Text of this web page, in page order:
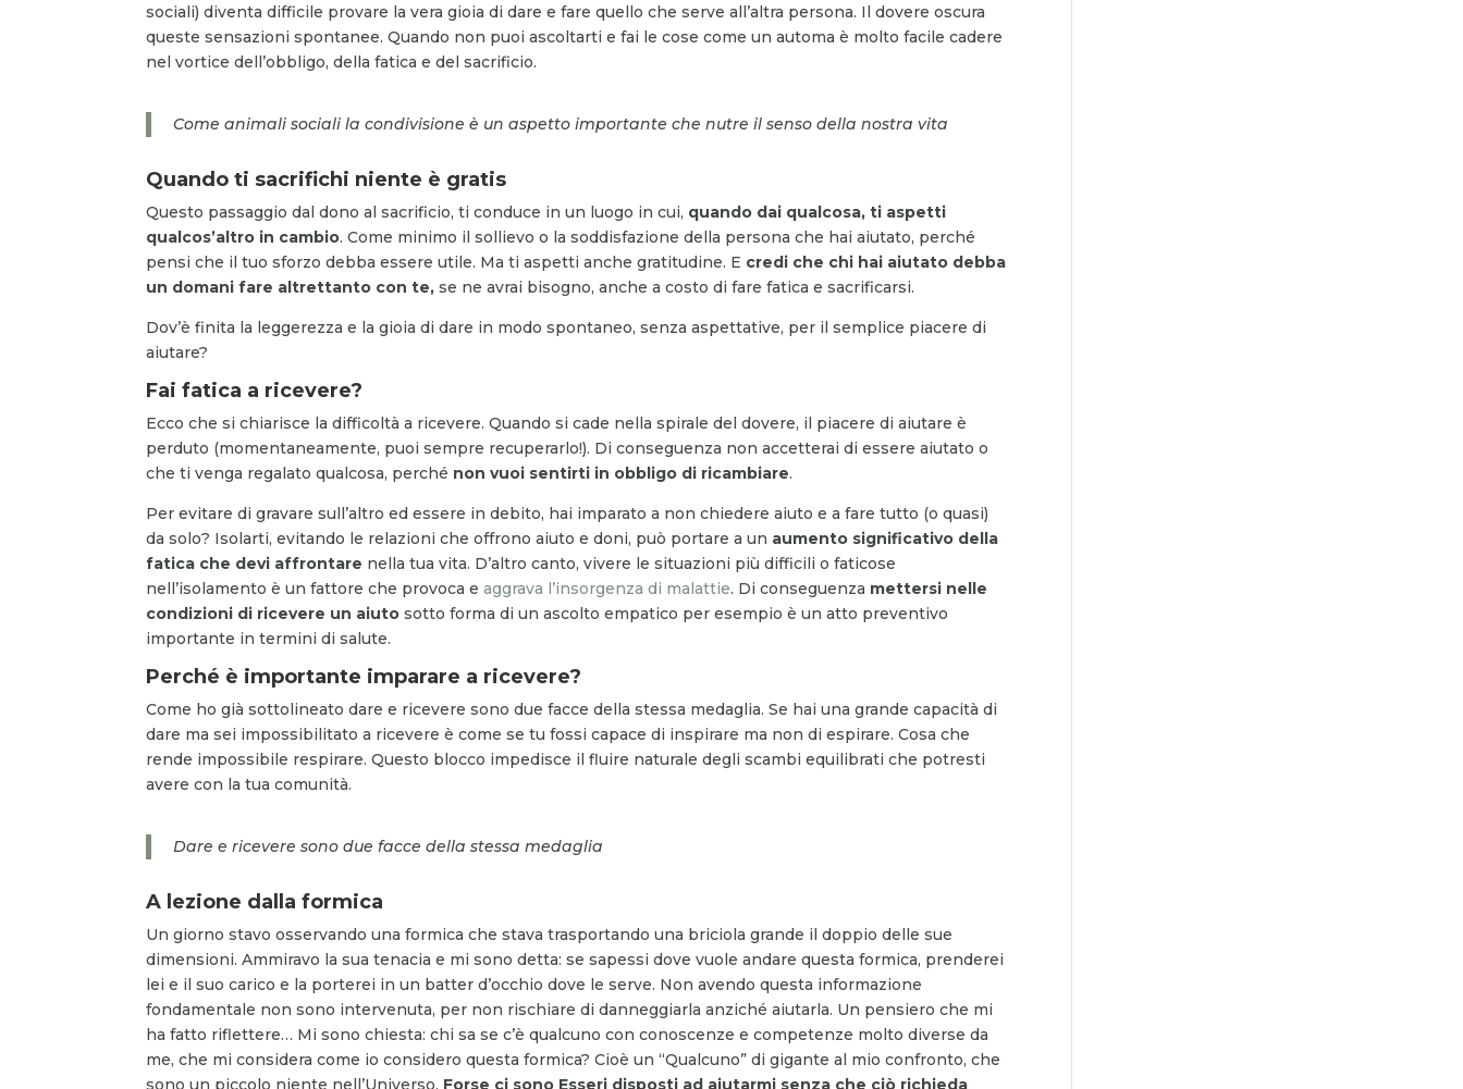
sociali) diventa difficile provare la vera gioia di dare e fare quello che serve all’altra persona. Il dovere oscura
queste sensazioni spontanee. Quando non puoi ascoltarti e fai le cose come un automa è molto facile cadere
nel vortice dell’obbligo, della fatica e del sacrificio.
Come animali sociali la condivisione è un aspetto importante che nutre il senso della nostra vita
Quando ti sacrifichi niente è gratis
Questo passaggio dal dono al sacrificio, ti conduce in un luogo in cui, quando dai qualcosa, ti aspetti
qualcos’altro in cambio. Come minimo il sollievo o la soddisfazione della persona che hai aiutato, perché
pensi che il tuo sforzo debba essere utile. Ma ti aspetti anche gratitudine. E credi che chi hai aiutato debba
un domani fare altrettanto con te, se ne avrai bisogno, anche a costo di fare fatica e sacrificarsi.
Dov’è finita la leggerezza e la gioia di dare in modo spontaneo, senza aspettative, per il semplice piacere di
aiutare?
Fai fatica a ricevere?
Ecco che si chiarisce la difficoltà a ricevere. Quando si cade nella spirale del dovere, il piacere di aiutare è
perduto (momentaneamente, puoi sempre recuperarlo!). Di conseguenza non accetterai di essere aiutato o
che ti venga regalato qualcosa, perché non vuoi sentirti in obbligo di ricambiare.
Per evitare di gravare sull’altro ed essere in debito, hai imparato a non chiedere aiuto e a fare tutto (o quasi)
da solo? Isolarti, evitando le relazioni che offrono aiuto e doni, può portare a un aumento significativo della
fatica che devi affrontare nella tua vita. D’altro canto, vivere le situazioni più difficili o faticose
nell’isolamento è un fattore che provoca eaggrava l’insorgenza di malattie. Di conseguenza mettersi nelle
condizioni di ricevere un aiuto sotto forma di un ascolto empatico per esempio è un atto preventivo
importante in termini di salute.
Perché è importante imparare a ricevere?
Come ho già sottolineato dare e ricevere sono due facce della stessa medaglia. Se hai una grande capacità di
dare ma sei impossibilitato a ricevere è come se tu fossi capace di inspirare ma non di espirare. Cosa che
rende impossibile respirare. Questo blocco impedisce il fluire naturale degli scambi equilibrati che potresti
avere con la tua comunità.
Dare e ricevere sono due facce della stessa medaglia
A lezione dalla formica
Un giorno stavo osservando una formica che stava trasportando una briciola grande il doppio delle sue
dimensioni. Ammiravo la sua tenacia e mi sono detta: se sapessi dove vuole andare questa formica, prenderei
lei e il suo carico e la porterei in un batter d’occhio dove le serve. Non avendo questa informazione
fondamentale non sono intervenuta, per non rischiare di danneggiarla anziché aiutarla. Un pensiero che mi
ha fatto riflettere… Mi sono chiesta: chi sa se c’è qualcuno con conoscenze e competenze molto diverse da
me, che mi considera come io considero questa formica? Cioè un “Qualcuno” di gigante al mio confronto, che
sono un piccolo niente nell’Universo. Forse ci sono Esseri disposti ad aiutarmi senza che ciò richieda